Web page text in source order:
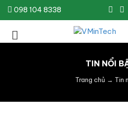
098 104 8338
TIN NỔI
Trang chủ → Tin